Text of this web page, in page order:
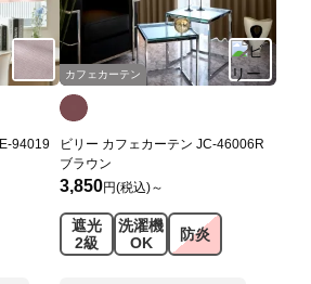
94019
カフェカーテン
ビリー カフェカーテン JC-46006R
ブラウン
3,850円(税込)～
遮光
2級
洗濯機
OK
防炎